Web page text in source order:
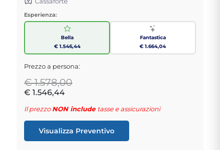
Esperienza:
Bella
€ 1.546,44
Fantastica
€ 1.664,04
Prezzo a persona:
€ 1.578,00
€ 1.546,44
Il prezzoNON include tasse e assicurazioni
Visualizza Preventivo